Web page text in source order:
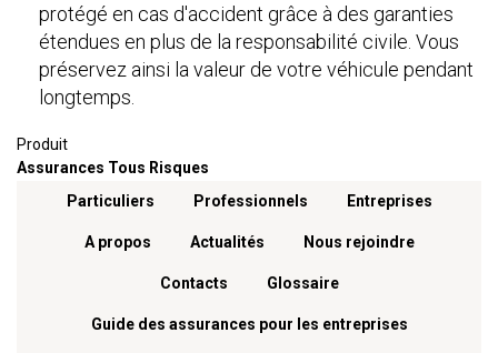
protégé en cas d'accident grâce à des garanties
étendues en plus de la responsabilité civile. Vous
préservez ainsi la valeur de votre véhicule pendant
longtemps.
Produit
Assurances Tous Risques
Menu footer
Particuliers Professionnels Entreprises
A propos Actualités Nous rejoindre
Contacts Glossaire
Guide des assurances pour les entreprises